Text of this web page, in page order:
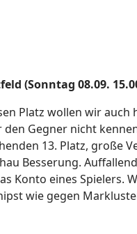
(Sonntag 08.09.
Platz wollen wir
Gegner nicht
13. Platz, große
Besserung.
Konto eines Spielers.
wie gegen